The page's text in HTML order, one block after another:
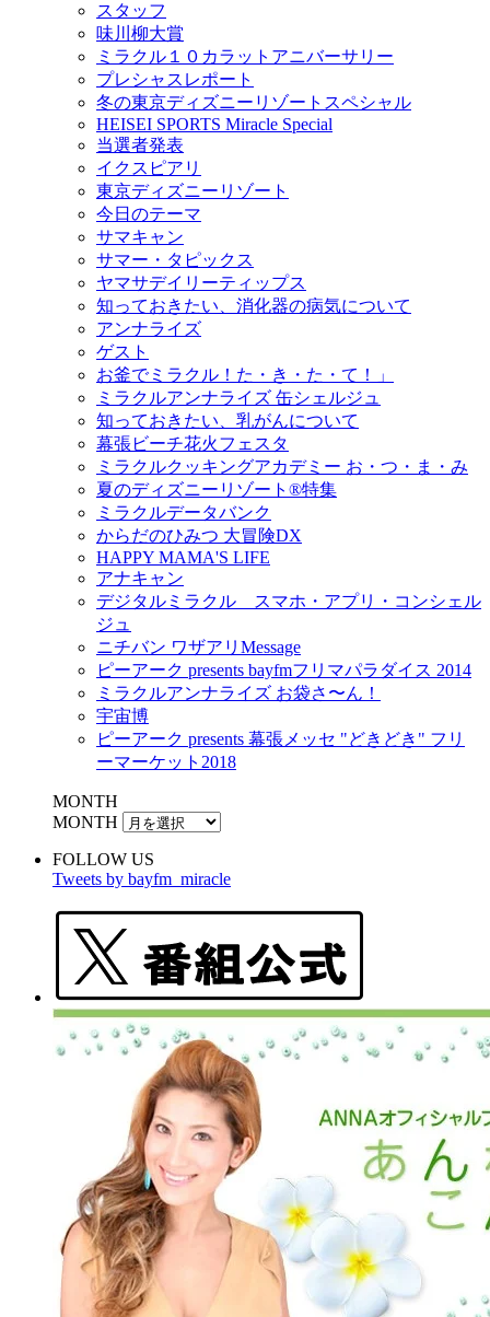
スタッフ
味川柳大賞
ミラクル１０カラットアニバーサリー
プレシャスレポート
冬の東京ディズニーリゾートスペシャル
HEISEI SPORTS Miracle Special
当選者発表
イクスピアリ
東京ディズニーリゾート
今日のテーマ
サマキャン
サマー・タピックス
ヤマサデイリーティップス
知っておきたい、消化器の病気について
アンナライズ
ゲスト
お釜でミラクル！た・き・た・て！」
ミラクルアンナライズ 缶シェルジュ
知っておきたい、乳がんについて
幕張ビーチ花火フェスタ
ミラクルクッキングアカデミー お・つ・ま・み
夏のディズニーリゾート®特集
ミラクルデータバンク
からだのひみつ 大冒険DX
HAPPY MAMA'S LIFE
アナキャン
デジタルミラクル スマホ・アプリ・コンシェル
ジュ
ニチバン ワザアリMessage
ピーアーク presents bayfmフリマパラダイス 2014
ミラクルアンナライズ お袋さ〜ん！
宇宙博
ピーアーク presents 幕張メッセ "どきどき" フリ
ーマーケット2018
MONTH
MONTH
FOLLOW US
Tweets by bayfm_miracle